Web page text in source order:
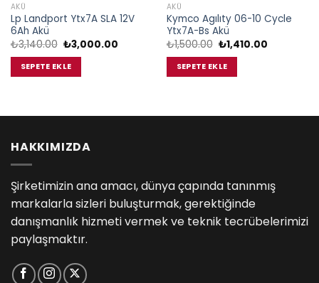
AKÜ
Lp Landport Ytx7A SLA 12V
6Ah Akü
₺3,140.00 Orijinal
fiyat:
₺3,140.00.
₺3,000.00Şu
SEPETE EKLE
AKÜ
Kymco Agılıty 06-10 Cycle
Ytx7A-Bs Akü
₺1,500.00 Orijinal
fiyat:
₺1,500.00.
₺1,410.00Şu
SEPETE EKLE
HAKKIMIZDA
Şirketimizin ana amacı, dünya çapında tanınmış
markalarla sizleri buluşturmak, gerektiğinde
danışmanlık hizmeti vermek ve teknik tecrübelerimizi
paylaşmaktır.